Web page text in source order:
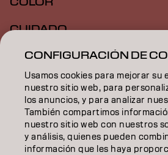
CUIDADO
TEXTURA
STYLING
INSPIRACIÓN
EDUCACIÓN
CONFIGURACIÓN DE
Usamos cookies para mejorar su
nuestro sitio web, para
los anuncios, y para analizar
También compartimos
nuestro sitio web con nuestros
y análisis, quienes pueden
información que les haya